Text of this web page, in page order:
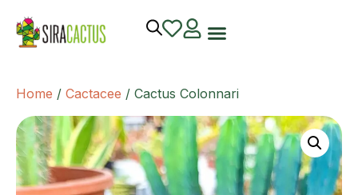
Home / Cactacee / Cactus Colonnari